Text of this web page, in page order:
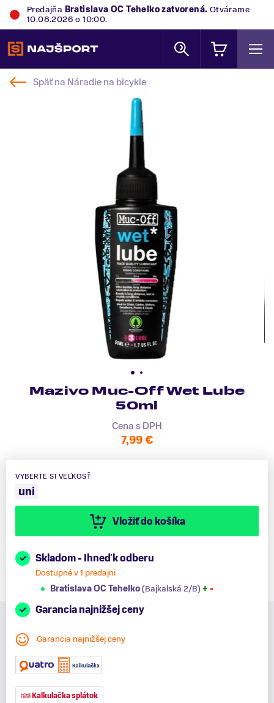
Predajňa Bratislava OC Tehelkozatvorená. Otvárame
10.08.2026 o 10:00.
Späť na Náradie na bicykle
Mazivo Muc-Off Wet Lube
50ml
Cena s DPH
7,99 €
VYBERTE SI VEĽKOSŤ
uni
Vložiť do košíka
Skladom - Ihneď k odberu
Dostupné v 1 predajni
Bratislava OC Tehelko(Bajkalská 2/B) + -
Garancia najnižšej ceny
Garancia najnižšej ceny
Kalkulačka splátok